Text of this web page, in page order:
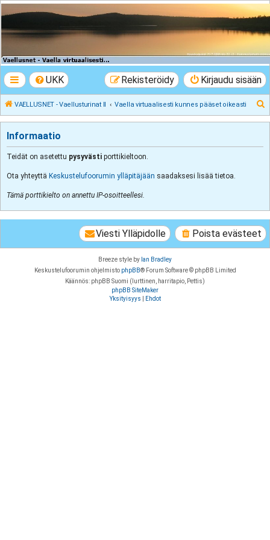
VAELLUSNET -
Vaellusturinat II
UKK Kirjaudu sisään
Rekisteröidy
VAELLUSNET - Vaellusturinat II Vaella virtuaalisesti kunnes pääset oikeasti
Informaatio
Teidät on asetettu pysyvästi porttikieltoon.
Ota yhteyttä Keskustelufoorumin ylläpitäjään saadaksesi lisää tietoa.
Tämä porttikielto on annettu IP-osoitteellesi.
Poista evästeet
Viesti Ylläpidolle
Breeze style by Ian Bradley
Keskustelufoorumin ohjelmisto phpBB® Forum Software © phpBB Limited
Käännös: phpBB Suomi (lurttinen, harritapio, Pettis)
phpBB SiteMaker
Yksityisyys
Ehdot